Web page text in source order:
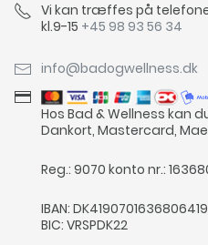
Vi kan træffes på
kl.9-15 +45 98 93 56 34
info@badogwellness.dk
Hos Bad & Wellness kan
Dankort, Mastercard,
Reg.: 9070 konto nr.:
IBAN: DK4190701636806419
BIC: VRSPDK22